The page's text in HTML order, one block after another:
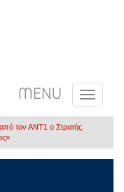
MENU
τον ΑΝΤ1 ο Στρατής